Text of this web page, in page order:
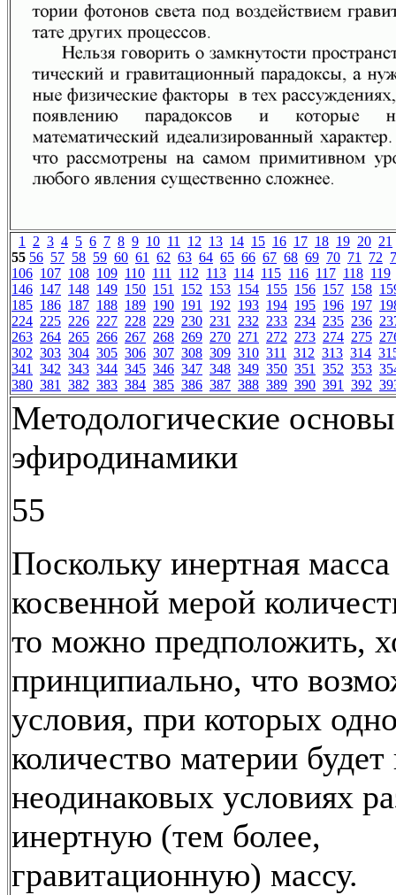
1 2 3 4 5 6 7 8 9 10 11 12 13 14 15 16 17 18 19 20 21
55 56 57 58 59 60 61 62 63 64 65 66 67 68 69 70 71 72
106 107 108 109 110 111 112 113 114 115 116 117 118 119
146 147 148 149 150 151 152 153 154 155 156 157 158
185 186 187 188 189 190 191 192 193 194 195 196 197
224 225 226 227 228 229 230 231 232 233 234 235 236
263 264 265 266 267 268 269 270 271 272 273 274 275
302 303 304 305 306 307 308 309 310 311 312 313 314
341 342 343 344 345 346 347 348 349 350 351 352 353
380 381 382 383 384 385 386 387 388 389 390 391 392
Методологические основы
эфиродинамики
55
Поскольку инертная масса
косвенной мерой
то можно предположить,
принципиально, что
условия, при которых
количество материи
неодинаковых условиях
инертную (тем более,
гравитационную) массу.